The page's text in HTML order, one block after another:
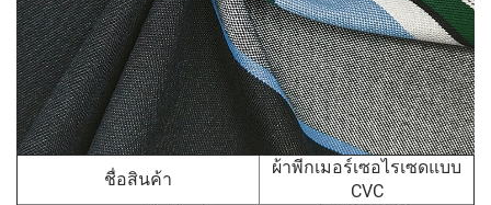
ชื่อสินค้า
ผ้าพีกเมอร์เซอไรเซดแบบ
CVC